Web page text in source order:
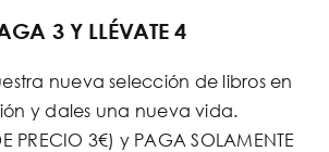
3 Y LLÉVATE 4
nueva selección de libros en
y dales una nueva vida.
PRECIO 3€) y PAGA SOLAMENTE